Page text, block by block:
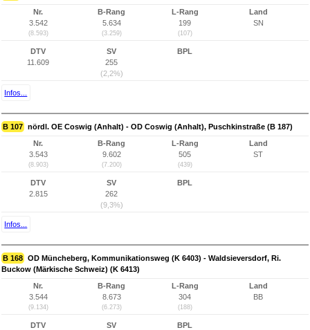
Nr.
3.542
(8.593)
B-Rang
5.634
(3.259)
L-Rang
199
(107)
Land
SN
DTV
11.609
SV
255
(2,2%)
BPL
Infos...
B 107 nördl. OE Coswig (Anhalt) - OD Coswig (Anhalt), Puschkinstraße (B 187)
Nr.
3.543
(8.903)
B-Rang
9.602
(7.200)
L-Rang
505
(439)
Land
ST
DTV
2.815
SV
262
(9,3%)
BPL
Infos...
B 168 OD Müncheberg, Kommunikationsweg (K 6403) - Waldsieversdorf, Ri.
Buckow (Märkische Schweiz) (K 6413)
Nr.
3.544
(9.134)
B-Rang
8.673
(6.273)
L-Rang
304
(188)
Land
BB
DTV
SV
BPL